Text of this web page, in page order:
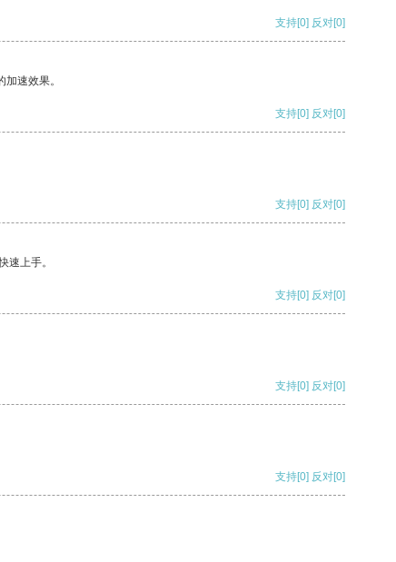
支持[0] 反对[0]
速效果。
支持[0] 反对[0]
支持[0] 反对[0]
速上手。
支持[0] 反对[0]
支持[0] 反对[0]
支持[0] 反对[0]